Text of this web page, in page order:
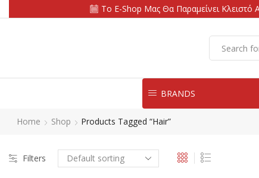
Το E-Shop Μας Θα Παραμείνει
BRANDS
Home Shop Products Tagged “hair”
Filters